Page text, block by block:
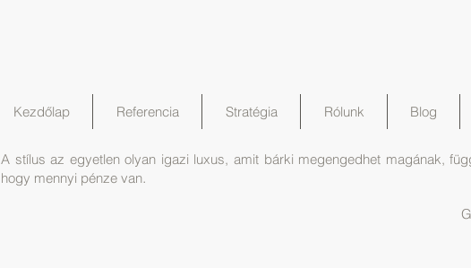
Kezdőlap Referencia Stratégia Rólunk Blog
A stílus az egyetlen olyan igazi luxus, amit bárki megengedhet magának,
hogy mennyi pénze van.